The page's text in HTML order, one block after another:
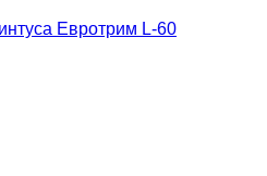
Евротрим L-60